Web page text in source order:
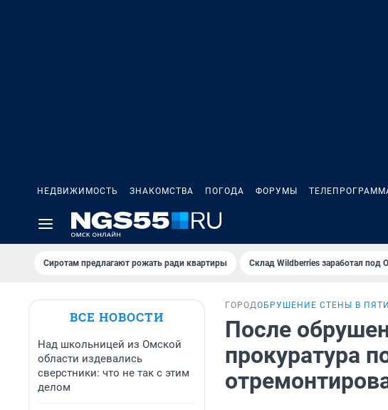
НЕДВИЖИМОСТЬ ЗНАКОМСТВА ПОГОДА ФОРУМЫ
Сиротам предлагают рожать ради квартиры Склад Wildberries заработал под
ВСЕ НОВОСТИ
Над школьницей из Омской
области издевались
сверстники: что не так с этим
делом
ГОРОДОБРУШЕНИЕ СТЕНЫ В
После
прокуратура